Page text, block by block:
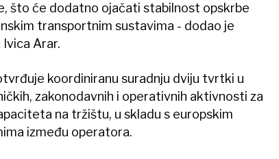
što će dodatno ojačati stabilnost opskrbe
transportnim sustavima - dodao je
Arar.
koordiniranu suradnju dviju tvrtki u
zakonodavnih i operativnih aktivnosti za
na tržištu, u skladu s europskim
između operatora.